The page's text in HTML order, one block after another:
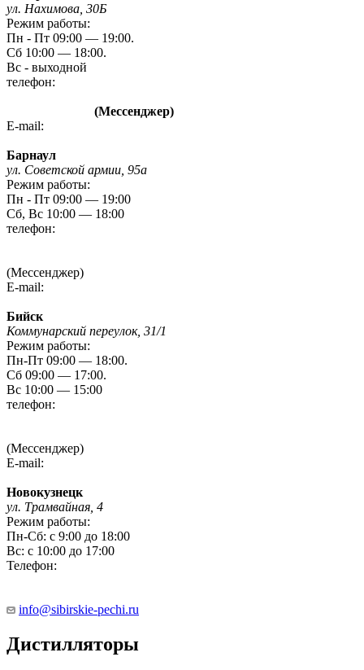
ул. Нахимова, 30Б
Режим работы:
Пн - Пт 09:00 — 19:00.
Сб 10:00 — 18:00.
Вс - выходной
телефон:
(Мессенджер)
E-mail:
Барнаул
ул. Советской армии, 95а
Режим работы:
Пн - Пт 09:00 — 19:00
Сб, Вс 10:00 — 18:00
телефон:
(Мессенджер)
E-mail:
Бийск
Коммунарский переулок, 31/1
Режим работы:
Пн-Пт 09:00 — 18:00.
Сб 09:00 — 17:00.
Вс 10:00 — 15:00
телефон:
(Мессенджер)
E-mail:
Новокузнецк
ул. Трамвайная, 4
Режим работы:
Пн-Сб: с 9:00 до 18:00
Вс: с 10:00 до 17:00
Телефон:
info@sibirskie-pechi.ru
Дистилляторы